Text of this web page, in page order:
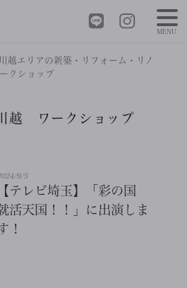
越エリアの新築・リフォーム・リノ
クショップ
越 ワークショップ
9/5
【テレビ埼玉】「彩の国
活天国！！」に出演しま
！
MENU